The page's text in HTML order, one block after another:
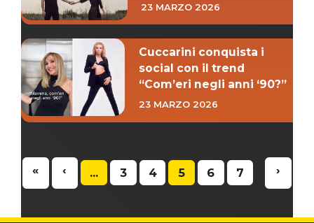
23 MARZO 2026
Cuccarini conquista i
social con il trend
“Com’eri negli anni ‘90?”
23 MARZO 2026
« ‹ ... 3 4 5 6 7 ›